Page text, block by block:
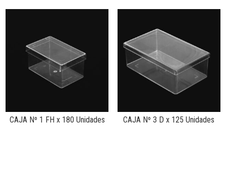
CAJA Nº 1 FH x 180 Unidades CAJA Nº 3 D x 125 Unidades